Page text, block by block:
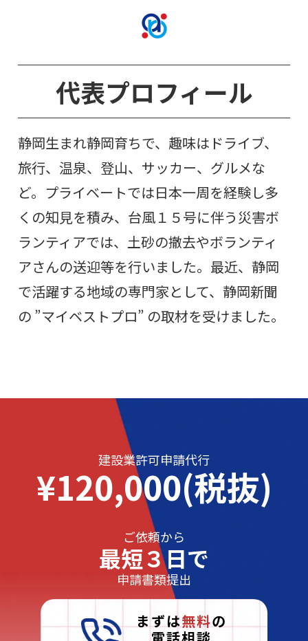
代表プロフィール
静岡生まれ静岡育ちで、趣味はドライブ、
旅行、温泉、登山、サッカー、グルメな
ど。プライベートでは日本一周を経験し多
くの知見を積み、台風１５号に伴う災害ボ
ランティアでは、土砂の撤去やボランティ
アさんの送迎等を行いました。最近、静岡
で活躍する地域の専門家として、静岡新聞
の ”マイベストプロ” の取材を受けました。
建設業許可申請代行
¥120,000(税抜)
ご依頼から
最短３日で
申請書類提出
まずは無料の